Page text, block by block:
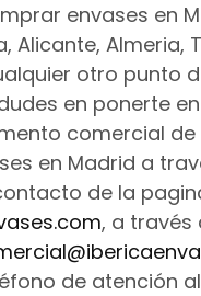
envases en
Alicante, Almeria,
otro punto
en ponerte
comercial de
en Madrid a
de la
, a través
de atención